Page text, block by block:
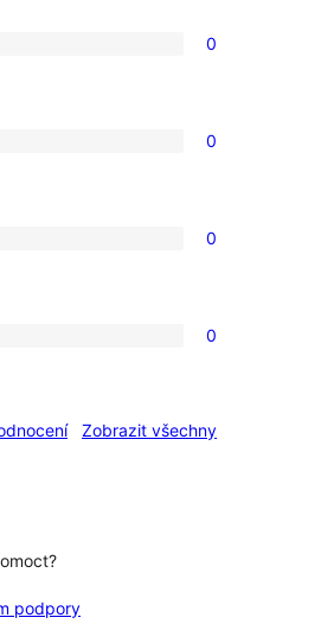
0
0
0
0
Zobrazit všechnyrecenze
podpory